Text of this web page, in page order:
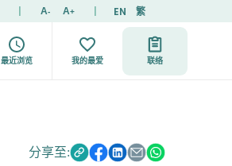
A- A+ EN 繁
最近浏览 我的最爱 联络
分享至: